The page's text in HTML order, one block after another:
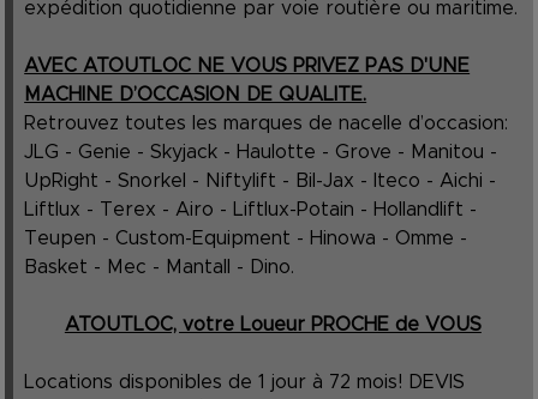
expédition quotidienne par voie routière ou maritime.
AVEC ATOUTLOC NE VOUS PRIVEZ PAS D'UNE
MACHINE D’OCCASION DE QUALITE.
Retrouvez toutes les marques de nacelle d’occasion:
JLG - Genie - Skyjack - Haulotte - Grove - Manitou -
UpRight - Snorkel - Niftylift - Bil-Jax - Iteco - Aichi -
Liftlux - Terex - Airo - Liftlux-Potain - Hollandlift -
Teupen - Custom-Equipment - Hinowa - Omme -
Basket - Mec - Mantall - Dino.
ATOUTLOC, votre Loueur PROCHE de VOUS
Locations disponibles de 1 jour à 72 mois! DEVIS